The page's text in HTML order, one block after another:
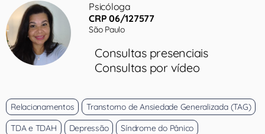
Psicóloga
CRP 06/127577
São Paulo
Consultas presenciais
Consultas por vídeo
Relacionamentos
Transtorno de Ansiedade Generalizada (TAG)
TDA e TDAH
Depressão
Síndrome do Pânico